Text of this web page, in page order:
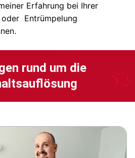
Erfahrung bei Ihrer
Entrümpelung
rund um die